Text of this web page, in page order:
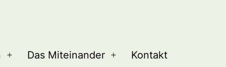
Menü
Das Miteinander
Menü
Kontakt